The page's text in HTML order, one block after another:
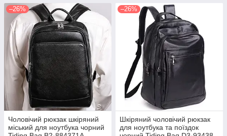
–26%
Чоловічий рюкзак шкіряний
міський для ноутбука чорний
–26%
Шкіряний чоловічий рюкзак
для ноутбука та поїздок